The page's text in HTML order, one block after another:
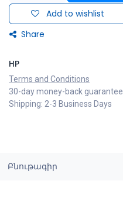
Add to wishlist
Share
HP
Terms and Conditions
30-day money-back guarantee
Shipping: 2-3 Business Days
Բնութագիր